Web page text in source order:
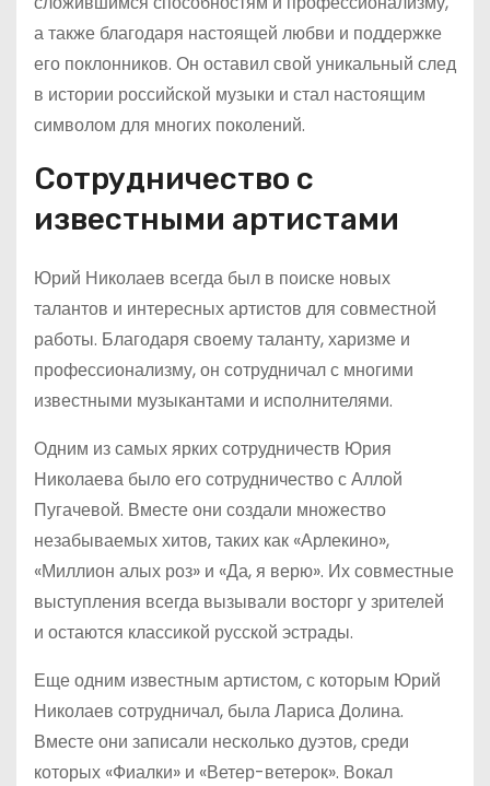
а также благодаря настоящей любви и поддержке
его поклонников. Он оставил свой уникальный след
в истории российской музыки и стал настоящим
символом для многих поколений.
Сотрудничество с
известными артистами
Юрий Николаев всегда был в поиске новых
талантов и интересных артистов для совместной
работы. Благодаря своему таланту, харизме и
профессионализму, он сотрудничал с многими
известными музыкантами и исполнителями.
Одним из самых ярких сотрудничеств Юрия
Николаева было его сотрудничество с Аллой
Пугачевой. Вместе они создали множество
незабываемых хитов, таких как «Арлекино»,
«Миллион алых роз» и «Да, я верю». Их совместные
выступления всегда вызывали восторг у зрителей
и остаются классикой русской эстрады.
Еще одним известным артистом, с которым Юрий
Николаев сотрудничал, была Лариса Долина.
Вместе они записали несколько дуэтов, среди
которых «Фиалки» и «Ветер-ветерок». Вокал